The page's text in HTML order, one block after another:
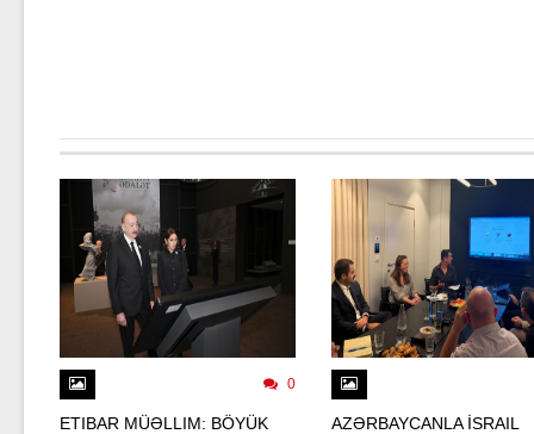
0
ETIBAR MÜƏLLIM: BÖYÜK
AZƏRBAYCANLA İSRAIL